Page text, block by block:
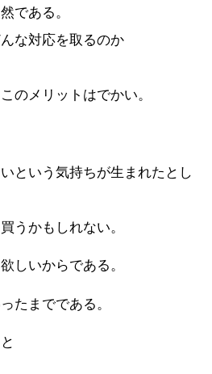
である。
な対応を取るのか
のメリットはでかい。
という気持ちが生まれたとし
うかもしれない。
しいからである。
たまでである。